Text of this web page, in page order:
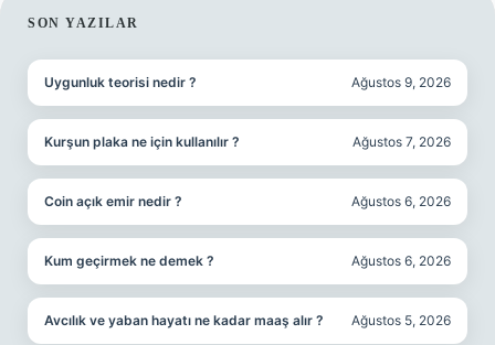
SIDEBAR
SON YAZILAR
Uygunluk teorisi nedir ? Ağustos 9, 2026
Kurşun plaka ne için kullanılır ? Ağustos 7, 2026
Coin açık emir nedir ? Ağustos 6, 2026
Kum geçirmek ne demek ? Ağustos 6, 2026
Avcılık ve yaban hayatı ne kadar maaş alır ? Ağustos 5, 2026